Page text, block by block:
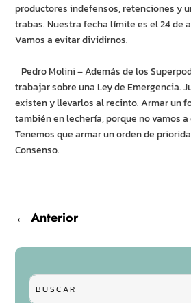
productores indefensos, retenciones y
trabas. Nuestra fecha límite es el 24 de
Vamos a evitar dividirnos.
Pedro Molini – Además de los
trabajar sobre una Ley de Emergencia.
existen y llevarlos al recinto. Armar un
también en lechería, porque no vamos
Tenemos que armar un orden de
Consenso.
←Anterior